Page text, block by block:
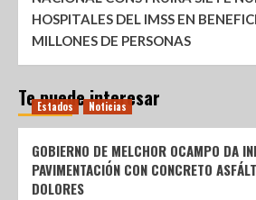
HOSPITALES DEL IMSS EN
MILLONES DE PERSONAS
Te puede interesar
Estados Noticias
GOBIERNO DE MELCHOR OCAMPO DA
PAVIMENTACIÓN CON CONCRETO
DOLORES